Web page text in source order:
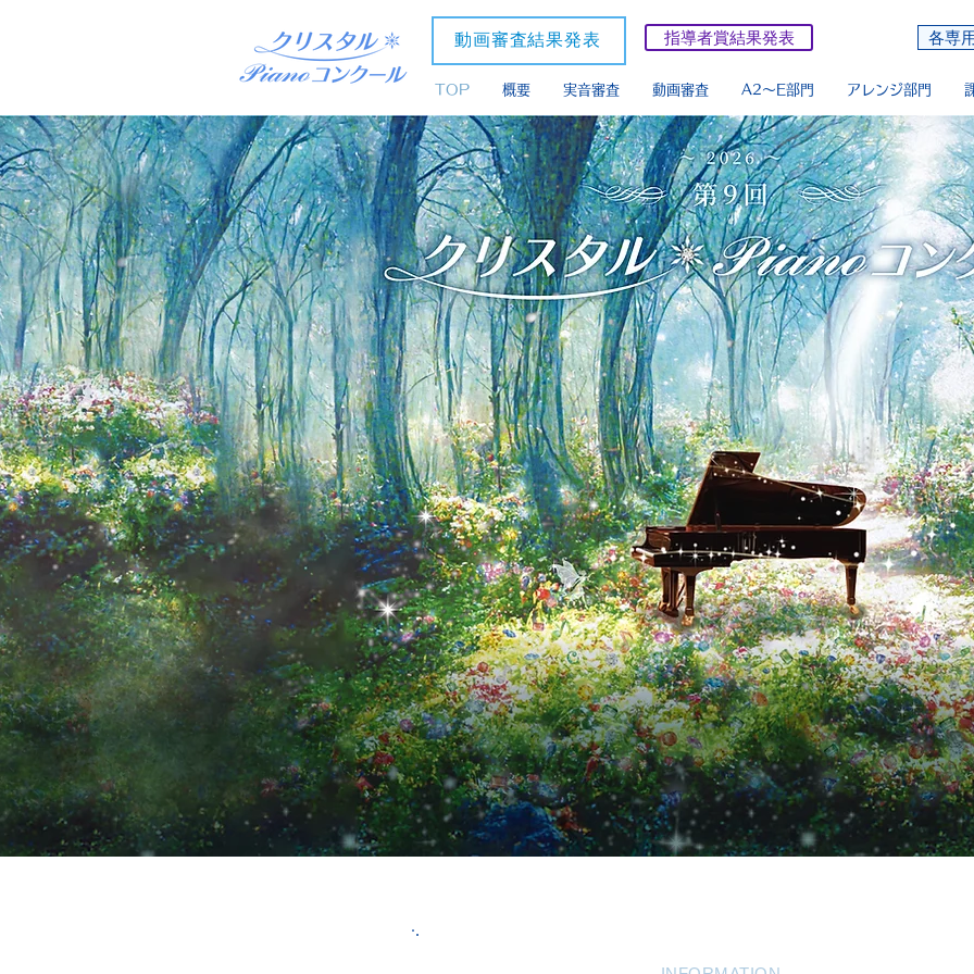
動画審査結果発表 指導者賞結果発表 各専
TOP 概要 実音審査 動画審査 A2〜E部門 アレンジ部門
今生きている音楽を楽しみ 表現する喜びを味わうため
新しいスタイルのコンクール
お気に入りの１曲をみつけてクリスタルのように
キラキラと輝く個性を発揮してみませんか？